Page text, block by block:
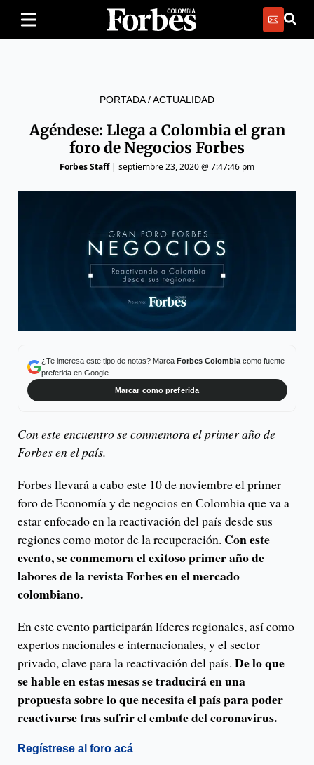
PORTADA/ACTUALIDAD
Agéndese: Llega a Colombia el gran
foro de Negocios Forbes
Forbes Staff| septiembre 23, 2020 @ 7:47:46 pm
¿Te interesa este tipo de notas? Marca Forbes Colombiacomo fuente
preferida en Google.
Marcar como preferida
Con este encuentro se conmemora el primer año de
Forbes en el país.
Forbes llevará a cabo este 10 de noviembre el primer
foro de Economía y de negocios en Colombia que va a
estar enfocado en la reactivación del país desde sus
regiones como motor de la recuperación. Con este
evento, se conmemora el exitoso primer año de
labores de la revista Forbes en el mercado
colombiano.
En este evento participarán líderes regionales, así como
expertos nacionales e internacionales, y el sector
privado, clave para la reactivación del país. De lo que
se hable en estas mesas se traducirá en una
propuesta sobre lo que necesita el país para poder
reactivarse tras sufrir el embate del coronavirus.
Regístrese al foro acá